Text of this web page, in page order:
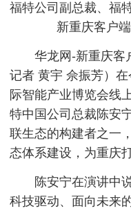
福特公司副总裁、福
新重庆客户
华龙网-新重庆客
记者 黄宇 佘振芳）
际智能产业博览会线
特中国公司总裁陈安
联生态的构建者之一
态体系建设，为重庆
陈安宁在演讲中
科技驱动、面向未来